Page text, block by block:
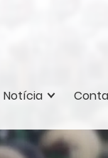
Notícia